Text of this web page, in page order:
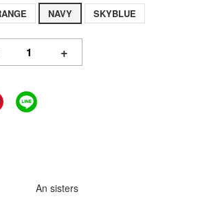
NAVY SKYBLUE
+
An sisters